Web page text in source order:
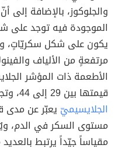
والجلوكوز، بالإضافة إلى
الموجودة فيه توجد على
يكون على شكل سكريّاتٍ،
مرتفعةٍ من الألياف
الأطعمة ذات المؤشر
قيمتها بين 29 إلى 44، وتجدر الإشارة إلى أنّ
الجلايسيميّ يعبّر عن مدى
مستوى السكر في الدم،
مقياساً جيّداً يرتبط